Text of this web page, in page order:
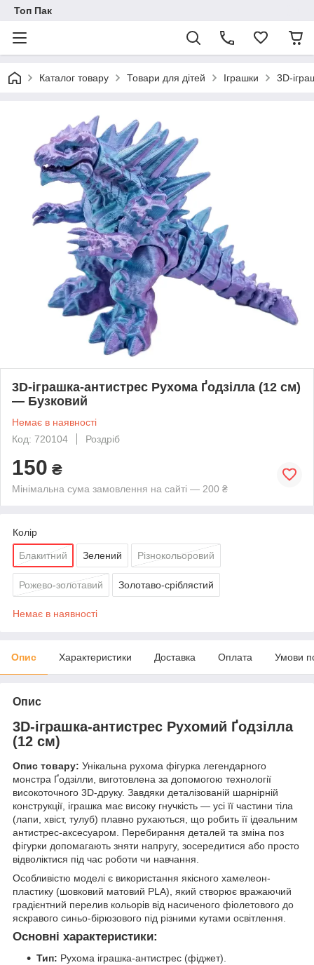
Топ Пак
Каталог товару Товари для дітей Іграшки 3D-
3D-іграшка-антистрес Рухома Ґодзілла (12 см)
— Бузковий
Немає в наявності
Код: 720104
Роздріб
150 ₴
Мінімальна сума замовлення на сайті — 200 ₴
Колір
Блакитний Зелений Різнокольоровий
Рожево-золотавий Золотаво-сріблястий
Немає в наявності
Опис Характеристики Доставка Оплата Умови
Опис
3D-іграшка-антистрес Рухомий Ґодзілла
(12 см)
Опис товару: Унікальна рухома фігурка легендарного
монстра Ґодзілли, виготовлена за допомогою технології
високоточного 3D-друку. Завдяки деталізованій шарнірній
конструкції, іграшка має високу гнучкість — усі її частини тіла
(лапи, хвіст, тулуб) плавно рухаються, що робить її ідеальним
антистрес-аксесуаром. Перебирання деталей та зміна поз
фігурки допомагають зняти напругу, зосередитися або просто
відволіктися під час роботи чи навчання.
Особливістю моделі є використання якісного хамелеон-
пластику (шовковий матовий PLA), який створює вражаючий
градієнтний перелив кольорів від насиченого фіолетового до
яскравого синьо-бірюзового під різними кутами освітлення.
Основні характеристики:
Тип: Рухома іграшка-антистрес (фіджет).